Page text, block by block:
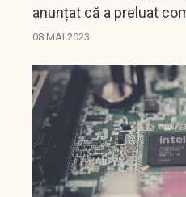
anunțat că a preluat
Autotalks Ltd,
accidentelor...
08 MAI 2023